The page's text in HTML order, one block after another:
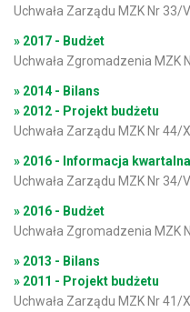
Uchwała Zarządu MZK Nr 33/
» 2017 - Budżet
Uchwała Zgromadzenia MZK
» 2014 - Bilans
» 2012 - Projekt budżetu
Uchwała Zarządu MZK Nr 44/
» 2016 - Informacja
Uchwała Zarządu MZK Nr 34/
» 2016 - Budżet
Uchwała Zgromadzenia MZK
» 2013 - Bilans
» 2011 - Projekt budżetu
Uchwała Zarządu MZK Nr 41/